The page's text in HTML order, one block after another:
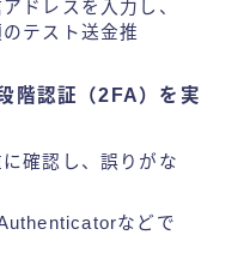
ドレスを入力し、
テスト送金推
階認証（2FA）を実
確認し、誤りがな
などで